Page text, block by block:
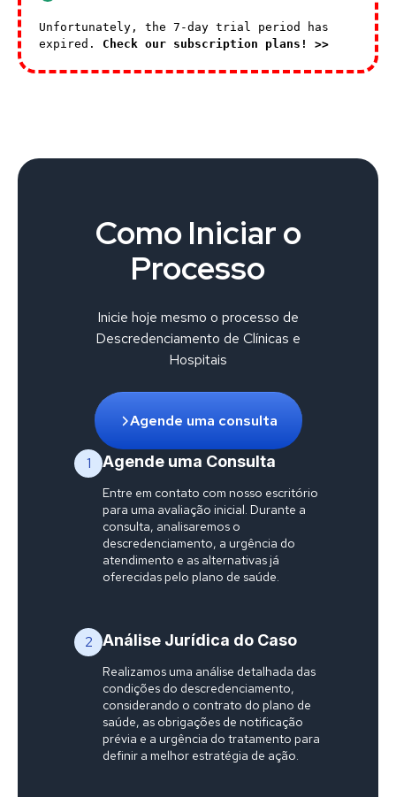
Unfortunately, the 7-day trial period has
expired. Check our subscription plans! >>
Como Iniciar o
Processo
Inicie hoje mesmo o processo de
Descredenciamento de Clínicas e
Hospitais
Agende uma consulta
1 Agende uma Consulta
Entre em contato com nosso escritório
para uma avaliação inicial. Durante a
consulta, analisaremos o
descredenciamento, a urgência do
atendimento e as alternativas já
oferecidas pelo plano de saúde.
2 Análise Jurídica do Caso
Realizamos uma análise detalhada das
condições do descredenciamento,
considerando o contrato do plano de
saúde, as obrigações de notificação
prévia e a urgência do tratamento para
definir a melhor estratégia de ação.